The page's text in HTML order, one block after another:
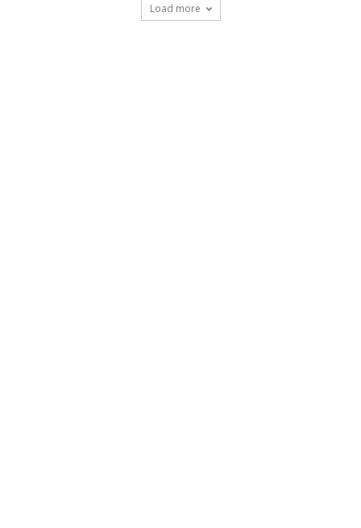
Load more